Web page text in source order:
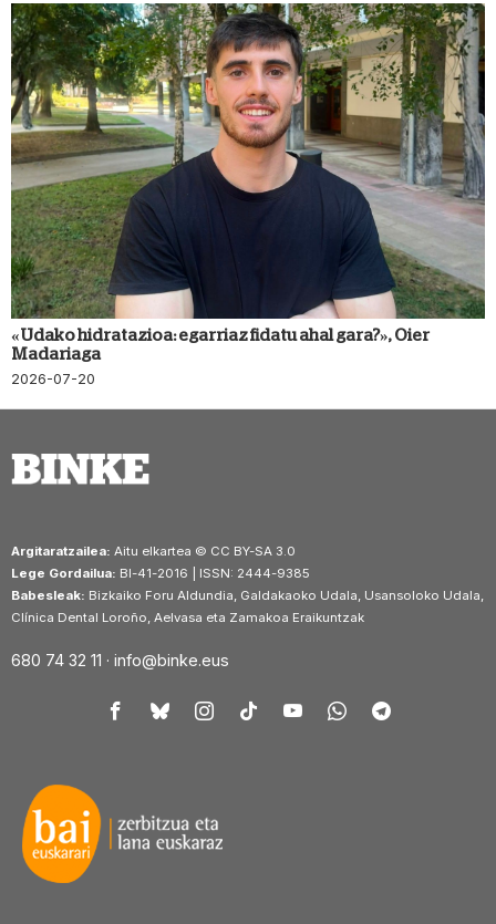
«Udako hidratazioa: egarriaz fidatu ahal gara?», Oier
Madariaga
2026-07-20
Argitaratzailea: Aitu elkartea © CC BY-SA 3.0
Lege Gordailua: BI-41-2016 | ISSN: 2444-9385
Babesleak: Bizkaiko Foru Aldundia, Galdakaoko Udala, Usansoloko Udala,
Clínica Dental Loroño, Aelvasa eta Zamakoa Eraikuntzak
680 74 32 11 · info@binke.eus